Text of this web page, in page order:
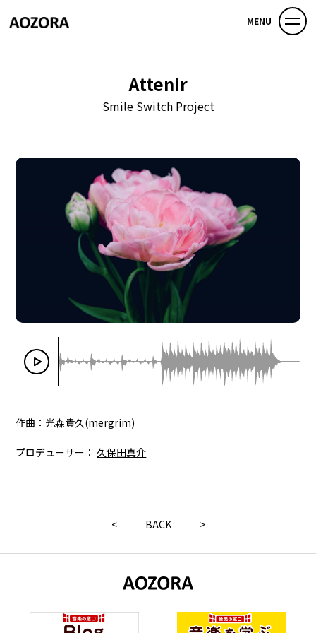
MENU
Attenir
Smile Switch Project
作曲：光森貴久(mergrim)
プロデューサー：久保田真介
< BACK >